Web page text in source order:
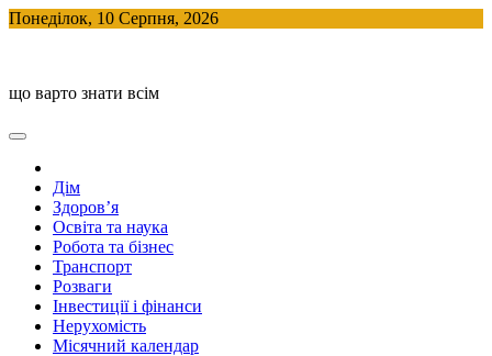
Skip
Понеділок, 10 Серпня, 2026
що варто знати всім
Дім
Здоров’я
Освіта та наука
Робота та бізнес
Транспорт
Розваги
Інвестиції і фінанси
Нерухомість
Місячний календар